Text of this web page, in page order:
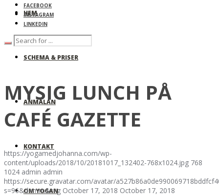
HEM
SCHEMA & PRISER
ANMÄLAN
KONTAKT
OM YOGAN
FACEBOOK
INSTAGRAM
LINKEDIN
MYSIG LUNCH PÅ
CAFÉ GAZETTE
https://yogamedjohanna.com/wp-
content/uploads/2018/10/20181017_132402-768x1024.jpg 768
1024 admin admin
https://secure.gravatar.com/avatar/
s=96&d=mm&r=g October 17, 2018 October 17, 2018